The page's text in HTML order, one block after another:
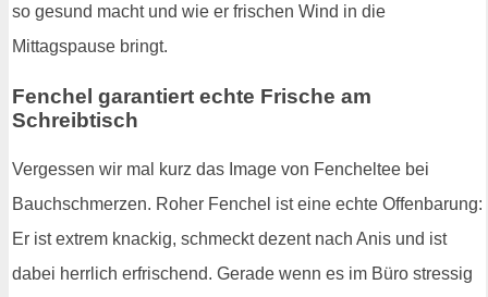
so gesund macht und wie er frischen Wind in die
Mittagspause bringt.
Fenchel garantiert echte Frische am
Schreibtisch
Vergessen wir mal kurz das Image von Fencheltee bei
Bauchschmerzen. Roher Fenchel ist eine echte Offenbarung:
Er ist extrem knackig, schmeckt dezent nach Anis und ist
dabei herrlich erfrischend. Gerade wenn es im Büro stressig